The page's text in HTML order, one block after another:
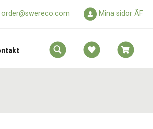
order@swereco.com Mina sidor ÅF